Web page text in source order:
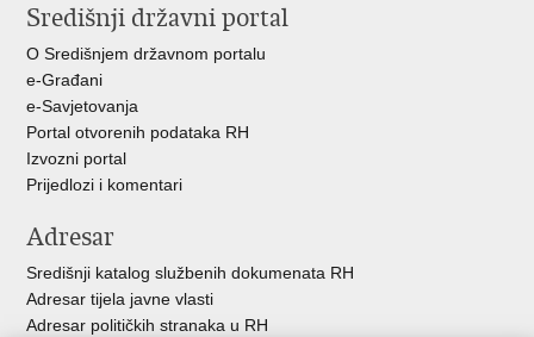
FacebookuTwitteru
Središnji državni portal
O Središnjem državnom portalu
e-Građani
e-Savjetovanja
Portal otvorenih podataka RH
Izvozni portal
Prijedlozi i komentari
Adresar
Središnji katalog službenih dokumenata RH
Adresar tijela javne vlasti
Adresar političkih stranaka u RH